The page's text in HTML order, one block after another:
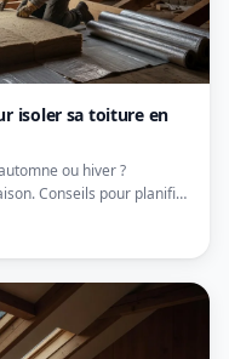
isoler sa toiture en
ou hiver ?
Conseils pour planifier